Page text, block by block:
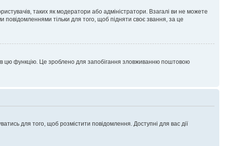
таких як модератори або адміністратори. Взагалі ви не можете
тільки для того, щоб підняти своє звання, за це
цю функцію. Це зроблено для запобігання зловживанню поштовою
для того, щоб розмістити повідомлення. Доступні для вас дії